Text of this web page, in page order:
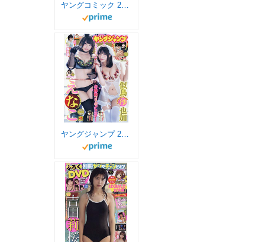
ヤングコミック 2019年 03 月号 [雑誌]
ヤングジャンプ 2019年 9/5 号 [雑誌]